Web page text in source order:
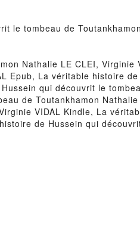
le tombeau de
Nathalie LE CLEI, Virginie
Epub, La véritable histoire
qui découvrit le
de Toutankhamon
VIDAL Kindle, La
de Hussein qui